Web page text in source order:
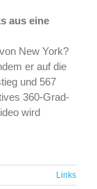
aus eine
New York?
er auf die
und 567
360-Grad-
wird
Links